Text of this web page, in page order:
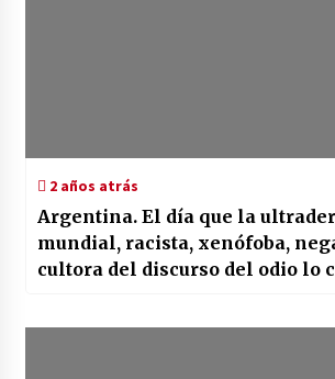
2 años atrás
Argentina. El día que la
mundial, racista, xenófoba,
cultora del discurso del odio lo